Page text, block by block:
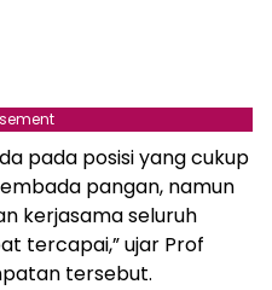
pada posisi yang cukup
pangan, namun
kerjasama seluruh
tercapai,” ujar Prof
tersebut.